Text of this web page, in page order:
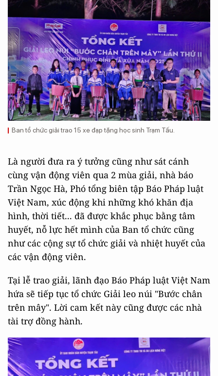
Ban tổ chức giải trao 15 xe đạp tặng học sinh Trạm Tấu.
Là người đưa ra ý tưởng cũng như sát cánh
cùng vận động viên qua 2 mùa giải, nhà báo
Trần Ngọc Hà, Phó tổng biên tập Báo Pháp luật
Việt Nam, xúc động khi những khó khăn địa
hình, thời tiết... đã được khắc phục bằng tâm
huyết, nỗ lực hết mình của Ban tổ chức cũng
như các cộng sự tổ chức giải và nhiệt huyết của
các vận động viên.
Tại lễ trao giải, lãnh đạo Báo Pháp luật Việt Nam
hứa sẽ tiếp tục tổ chức Giải leo núi "Bước chân
trên mây". Lời cam kết này cũng được các nhà
tài trợ đồng hành.